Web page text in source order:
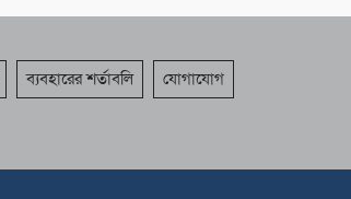
ব্যবহারের শর্তাবলি যোগাযোগ